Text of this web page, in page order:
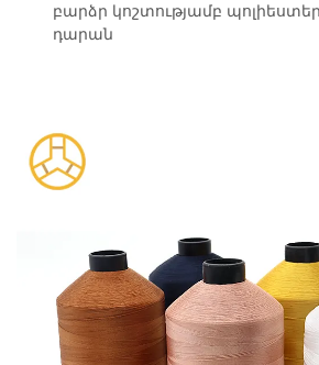
բարձր կոշտությամբ
դարան